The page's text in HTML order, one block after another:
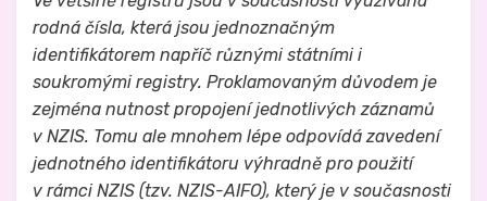
rodná čísla, která jsou jednoznačným
identifikátorem napříč různými státními i
soukromými registry. Proklamovaným důvodem je
zejména nutnost propojení jednotlivých záznamů
v NZIS. Tomu ale mnohem lépe odpovídá zavedení
jednotného identifikátoru výhradně pro použití
v rámci NZIS (tzv. NZIS-AIFO), který je v současnosti